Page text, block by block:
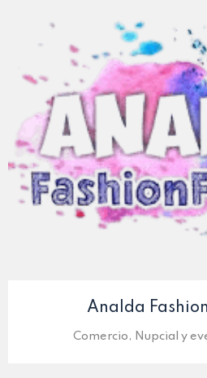
Analda
Comercio, Nupcial y